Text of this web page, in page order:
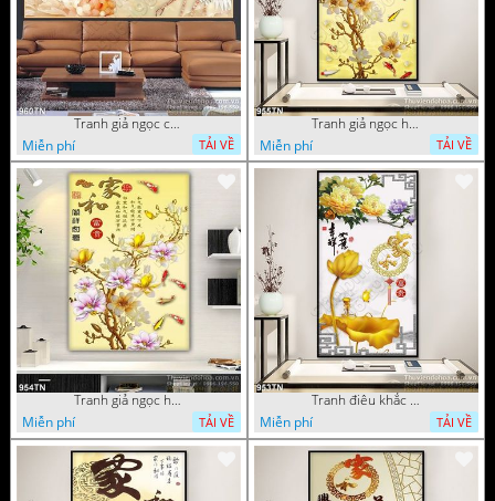
Tranh giả ngọc chim hạc và hoa cúc
Miễn phí
TẢI VỀ
Tranh giả ngọc hoa trang trí thư pháp
Miễn phí
TẢI VỀ
Tranh giả ngọc hoa mẫu trang trí
Miễn phí
TẢI VỀ
Tranh điêu khắc hoa mẫu đơn trang trí
Miễn phí
TẢI VỀ